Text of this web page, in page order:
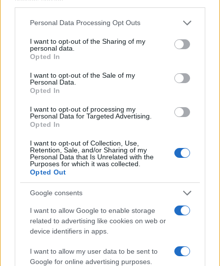
Personal Data Processing Opt Outs
I want to opt-out of the Sharing of my
personal data.
Opted In
I want to opt-out of the Sale of my
Personal Data.
Opted In
I want to opt-out of processing my
Personal Data for Targeted Advertising.
Opted In
I want to opt-out of Collection, Use,
Retention, Sale, and/or Sharing of my
Personal Data that Is Unrelated with the
Purposes for which it was collected.
Opted Out
Google consents
I want to allow Google to enable storage
related to advertising like cookies on web or
device identifiers in apps.
I want to allow my user data to be sent to
Google for online advertising purposes.
sull’isola non siano stati distrutti suggerirebbe
inoltre una possibile dimensione di
deterrenza.
Gli Stati Uniti hanno dato prova di poter colpire il
punto più sensibile dell’economia iraniana,
evitando — almeno per ora — di infliggere il colpo
in grado di scatenare una crisi energetica globale.
Leggi anche:
più al giorno
La battaglia di Hormuz, il cambio di regime e la
conclusione da evitare
Quali saranno le prossime mosse di Washington è
ancora difficile stabilirlo. Dopo questo primo
esclusivamente versoobiettivi militari,
si